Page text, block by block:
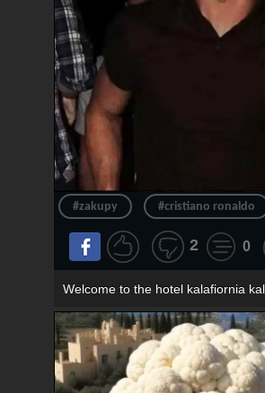
#zakupy #cristiano ronaldo
2 0
Welcome to the hotel kalafiornia